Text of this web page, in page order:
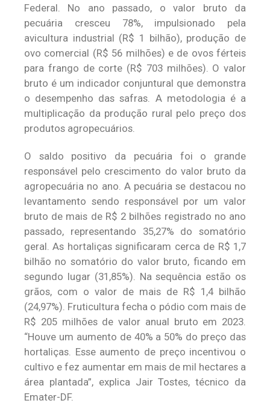
Federal. No ano passado, o valor bruto da
pecuária cresceu 78%, impulsionado pela
avicultura industrial (R$ 1 bilhão), produção de
ovo comercial (R$ 56 milhões) e de ovos férteis
para frango de corte (R$ 703 milhões). O valor
bruto é um indicador conjuntural que demonstra
o desempenho das safras. A metodologia é a
multiplicação da produção rural pelo preço dos
produtos agropecuários.
O saldo positivo da pecuária foi o grande
responsável pelo crescimento do valor bruto da
agropecuária no ano. A pecuária se destacou no
levantamento sendo responsável por um valor
bruto de mais de R$ 2 bilhões registrado no ano
passado, representando 35,27% do somatório
geral. As hortaliças significaram cerca de R$ 1,7
bilhão no somatório do valor bruto, ficando em
segundo lugar (31,85%). Na sequência estão os
grãos, com o valor de mais de R$ 1,4 bilhão
(24,97%). Fruticultura fecha o pódio com mais de
R$ 205 milhões de valor anual bruto em 2023.
“Houve um aumento de 40% a 50% do preço das
hortaliças. Esse aumento de preço incentivou o
cultivo e fez aumentar em mais de mil hectares a
área plantada”, explica Jair Tostes, técnico da
Emater-DF.